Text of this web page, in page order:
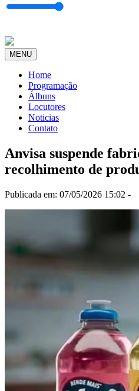
MENU
Home
Programação
Álbuns
Locutores
Noticias
Contato
Anvisa suspende
recolhimento de
Publicada em: 07/05/2026 15:02 -